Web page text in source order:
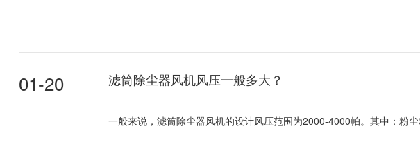
01-20 滤筒除尘器风机风压一般多大？
一般来说，滤筒除尘器风机的设计风压范围为2000-4000帕。其中：粉